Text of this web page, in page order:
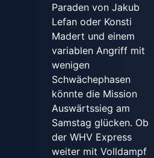
Paraden von Jakub
Lefan oder Konsti
Madert und einem
variablen Angriff mit
wenigen
Schwächephasen
könnte die Mission
Auswärtssieg am
Samstag glücken. Ob
der WHV Express
weiter mit Volldampf